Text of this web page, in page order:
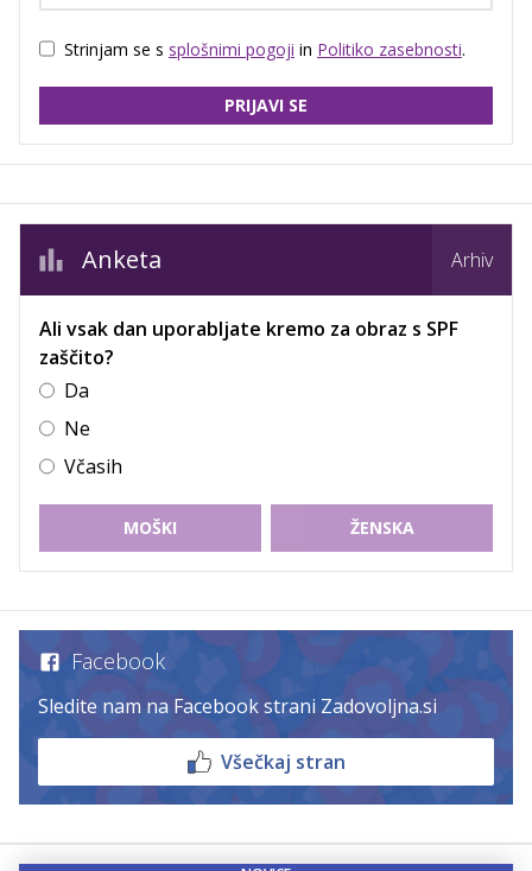
Strinjam se s splošnimi pogoji in Politiko zasebnosti.
PRIJAVI SE
Anketa Arhiv
Ali vsak dan uporabljate kremo za obraz s SPF
zaščito?
Da
Ne
Včasih
MOŠKI ŽENSKA
Facebook
Sledite nam na Facebook strani Zadovoljna.si
Všečkaj stran